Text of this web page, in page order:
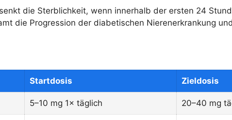
die Sterblichkeit, wenn innerhalb der ersten 24
die Progression der diabetischen Nierenerkrankung
Startdosis Zieldosis
5–10 mg 1× täglich 20–40 mg